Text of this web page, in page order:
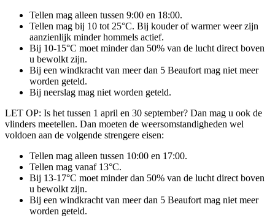
Tellen mag alleen tussen 9:00 en 18:00.
Tellen mag bij 10 tot 25°C. Bij kouder of warmer weer zijn
aanzienlijk minder hommels actief.
Bij 10-15°C moet minder dan 50% van de lucht direct boven
u bewolkt zijn.
Bij een windkracht van meer dan 5 Beaufort mag niet meer
worden geteld.
Bij neerslag mag niet worden geteld.
LET OP: Is het tussen 1 april en 30 september? Dan mag u ook de
vlinders meetellen. Dan moeten de weersomstandigheden wel
voldoen aan de volgende strengere eisen:
Tellen mag alleen tussen 10:00 en 17:00.
Tellen mag vanaf 13°C.
Bij 13-17°C moet minder dan 50% van de lucht direct boven
u bewolkt zijn.
Bij een windkracht van meer dan 5 Beaufort mag niet meer
worden geteld.